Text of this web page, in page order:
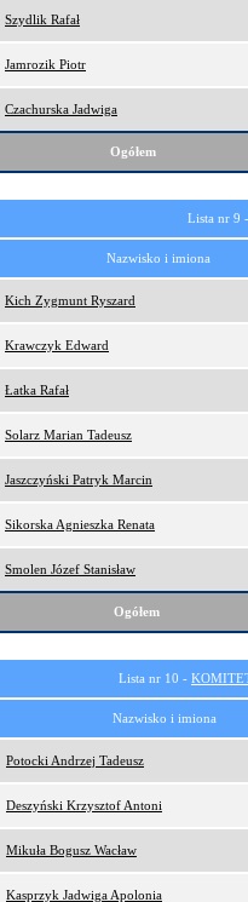
Szydlik Rafał
Jamrozik Piotr
Czachurska Jadwiga
Ogółem
Lista nr 9
Nazwisko i imiona
Kich Zygmunt Ryszard
Krawczyk Edward
Łatka Rafał
Solarz Marian Tadeusz
Jaszczyński Patryk Marcin
Sikorska Agnieszka Renata
Smolen Józef Stanisław
Ogółem
Lista nr 10 -
Nazwisko i imiona
Potocki Andrzej Tadeusz
Deszyński Krzysztof Antoni
Mikuła Bogusz Wacław
Kasprzyk Jadwiga Apolonia